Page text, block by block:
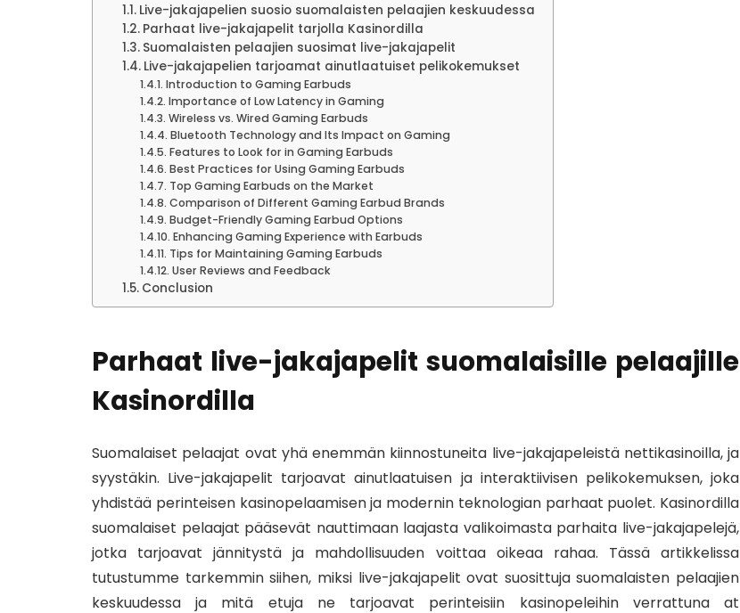
Live-jakajapelien suosio suomalaisten pelaajien keskuudessa
Parhaat live-jakajapelit tarjolla Kasinordilla
Suomalaisten pelaajien suosimat live-jakajapelit
Live-jakajapelien tarjoamat ainutlaatuiset pelikokemukset
Introduction to Gaming Earbuds
Importance of Low Latency in Gaming
Wireless vs. Wired Gaming Earbuds
Bluetooth Technology and Its Impact on Gaming
Features to Look for in Gaming Earbuds
Best Practices for Using Gaming Earbuds
Top Gaming Earbuds on the Market
Comparison of Different Gaming Earbud Brands
Budget-Friendly Gaming Earbud Options
Enhancing Gaming Experience with Earbuds
Tips for Maintaining Gaming Earbuds
User Reviews and Feedback
Conclusion
Parhaat live-jakajapelit suomalaisille pelaajille
Kasinordilla
Suomalaiset pelaajat ovat yhä enemmän kiinnostuneita live-jakajapeleistä nettikasinoilla, ja
syystäkin. Live-jakajapelit tarjoavat ainutlaatuisen ja interaktiivisen pelikokemuksen, joka
yhdistää perinteisen kasinopelaamisen ja modernin teknologian parhaat puolet. Kasinordilla
suomalaiset pelaajat pääsevät nauttimaan laajasta valikoimasta parhaita live-jakajapelejä,
jotka tarjoavat jännitystä ja mahdollisuuden voittaa oikeaa rahaa. Tässä artikkelissa
tutustumme tarkemmin siihen, miksi live-jakajapelit ovat suosittuja suomalaisten pelaajien
keskuudessa ja mitä etuja ne tarjoavat perinteisiin kasinopeleihin verrattuna at